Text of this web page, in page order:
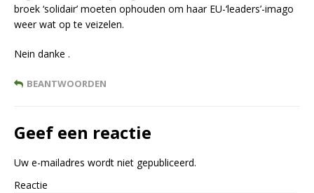
broek ‘solidair’ moeten ophouden om haar EU-‘leaders’-imago
weer wat op te veizelen.
Nein danke .
BEANTWOORDEN
Geef een reactie
Uw e-mailadres wordt niet gepubliceerd.
Reactie